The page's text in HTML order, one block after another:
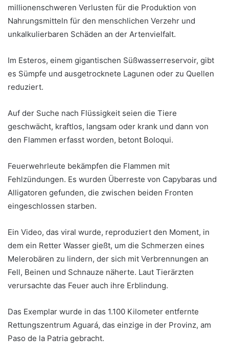
millionenschweren Verlusten für die Produktion von
Nahrungsmitteln für den menschlichen Verzehr und
unkalkulierbaren Schäden an der Artenvielfalt.
Im Esteros, einem gigantischen Süßwasserreservoir, gibt
es Sümpfe und ausgetrocknete Lagunen oder zu Quellen
reduziert.
Auf der Suche nach Flüssigkeit seien die Tiere
geschwächt, kraftlos, langsam oder krank und dann von
den Flammen erfasst worden, betont Boloqui.
Feuerwehrleute bekämpfen die Flammen mit
Fehlzündungen. Es wurden Überreste von Capybaras und
Alligatoren gefunden, die zwischen beiden Fronten
eingeschlossen starben.
Ein Video, das viral wurde, reproduziert den Moment, in
dem ein Retter Wasser gießt, um die Schmerzen eines
Melerobären zu lindern, der sich mit Verbrennungen an
Fell, Beinen und Schnauze näherte. Laut Tierärzten
verursachte das Feuer auch ihre Erblindung.
Das Exemplar wurde in das 1.100 Kilometer entfernte
Rettungszentrum Aguará, das einzige in der Provinz, am
Paso de la Patria gebracht.